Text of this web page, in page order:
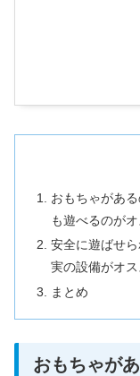
おもちゃがあ
も遊べるのがオ
安全に遊ばせ
実の設備がオス
まとめ
おもちゃが